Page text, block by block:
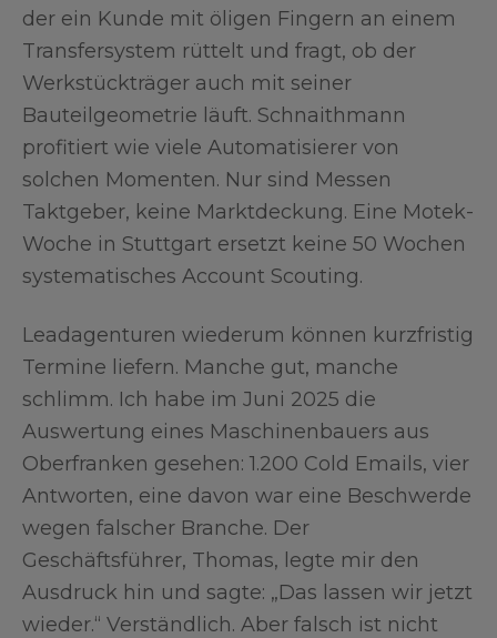
der ein Kunde mit öligen Fingern an einem
Transfersystem rüttelt und fragt, ob der
Werkstückträger auch mit seiner
Bauteilgeometrie läuft. Schnaithmann
profitiert wie viele Automatisierer von
solchen Momenten. Nur sind Messen
Taktgeber, keine Marktdeckung. Eine Motek-
Woche in Stuttgart ersetzt keine 50 Wochen
systematisches Account Scouting.
Leadagenturen wiederum können kurzfristig
Termine liefern. Manche gut, manche
schlimm. Ich habe im Juni 2025 die
Auswertung eines Maschinenbauers aus
Oberfranken gesehen: 1.200 Cold Emails, vier
Antworten, eine davon war eine Beschwerde
wegen falscher Branche. Der
Geschäftsführer, Thomas, legte mir den
Ausdruck hin und sagte: „Das lassen wir jetzt
wieder.“ Verständlich. Aber falsch ist nicht